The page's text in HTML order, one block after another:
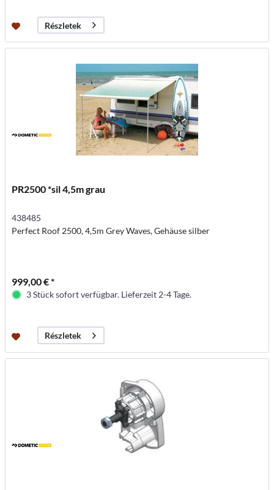
Részletek
PR2500 *sil 4,5m grau
438485
Perfect Roof 2500, 4,5m Grey Waves, Gehäuse silber
999,00 € *
3 Stück sofort verfügbar. Lieferzeit 2-4 Tage.
Részletek